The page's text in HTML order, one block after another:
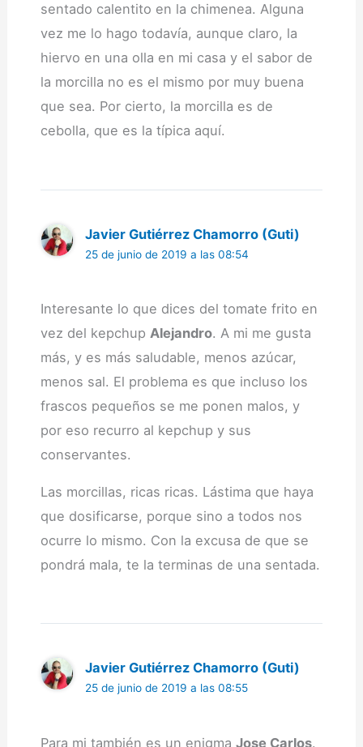
sentado calentito en la chimenea. Alguna
vez me lo hago todavía, aunque claro, la
hiervo en una olla en mi casa y el sabor de
la morcilla no es el mismo por muy buena
que sea. Por cierto, la morcilla es de
cebolla, que es la típica aquí.
Javier Gutiérrez Chamorro (Guti)
25 de junio de 2019 a las 08:54
Interesante lo que dices del tomate frito en
vez del kepchup Alejandro. A mi me gusta
más, y es más saludable, menos azúcar,
menos sal. El problema es que incluso los
frascos pequeños se me ponen malos, y
por eso recurro al kepchup y sus
conservantes.
Las morcillas, ricas ricas. Lástima que haya
que dosificarse, porque sino a todos nos
ocurre lo mismo. Con la excusa de que se
pondrá mala, te la terminas de una sentada.
Javier Gutiérrez Chamorro (Guti)
25 de junio de 2019 a las 08:55
Para mi también es un enigma Jose Carlos.